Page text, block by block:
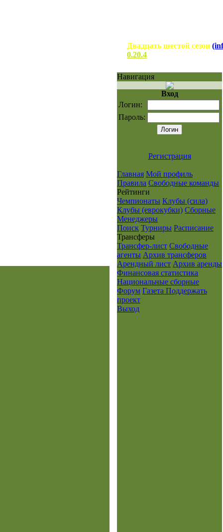
Двадцать шестой сезон
0.20.4
Навигация
Вход
Логин:
Пароль:
Регистрация
Главная Мой профиль
Правила Свободные команды
Рейтинги
Чемпионаты Клубы (сила)
Клубы (еврокубки) Сборные
Менеджеры
Поиск Турниры Расписание
Транcферы
Трансфер-лист Свободные
агенты Архив трансферов
Арендный лист Архив аренды
Финансовая статистика
Национальные сборные
Форум Газета Поддержать
проект
Выход